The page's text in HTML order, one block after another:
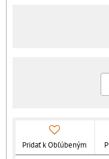
Pridať k Obľúbeným